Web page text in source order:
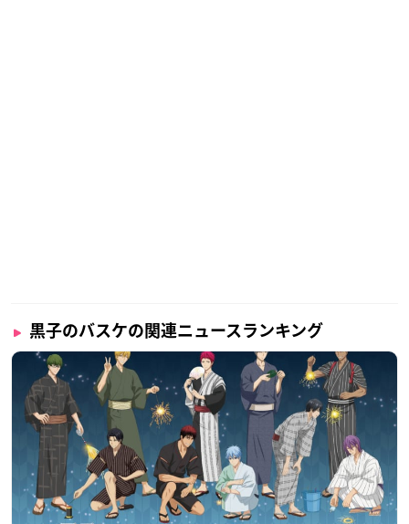
黒子のバスケの関連ニュースランキング